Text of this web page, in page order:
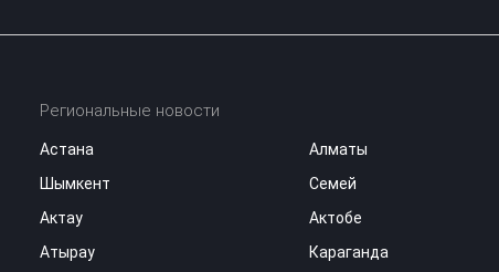
Региональные новости
Астана
Алматы
Шымкент
Семей
Актау
Актобе
Атырау
Караганда